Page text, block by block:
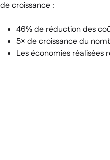
de croissance :
46% de réduction des
5× de croissance du
Les économies réalisées